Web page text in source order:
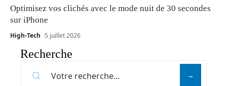
Optimisez vos clichés avec le mode nuit de 30 secondes
sur iPhone
High-Tech 5 juillet 2026
Recherche